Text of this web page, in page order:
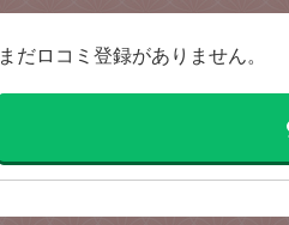
まだロコミ登録がありません。